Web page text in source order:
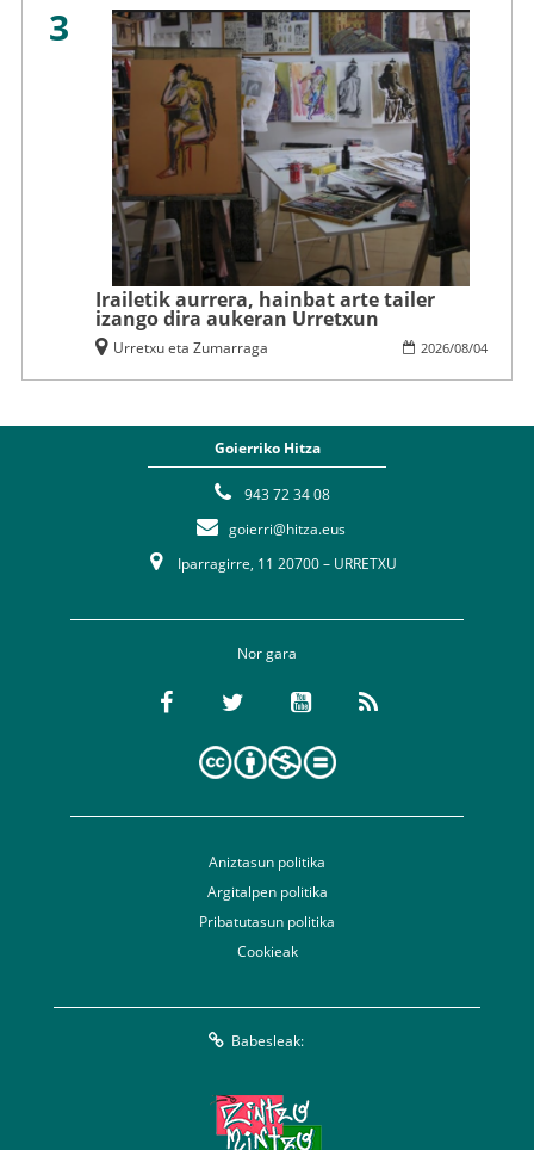
3
Irailetik aurrera, hainbat arte tailer
izango dira aukeran Urretxun
2026/08/04
Urretxu eta Zumarraga
Goierriko Hitza
943 72 34 08
goierri@hitza.eus
Iparragirre, 11 20700 – URRETXU
Nor gara
Aniztasun politika
Argitalpen politika
Pribatutasun politika
Cookieak
Babesleak: